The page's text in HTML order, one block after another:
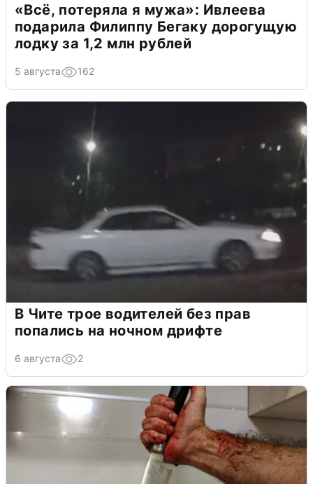
«Всё, потеряла я мужа»: Ивлеева
подарила Филиппу Бегаку дорогущую
лодку за 1,2 млн рублей
5 августа 162
В Чите трое водителей без прав
попались на ночном дрифте
6 августа 2